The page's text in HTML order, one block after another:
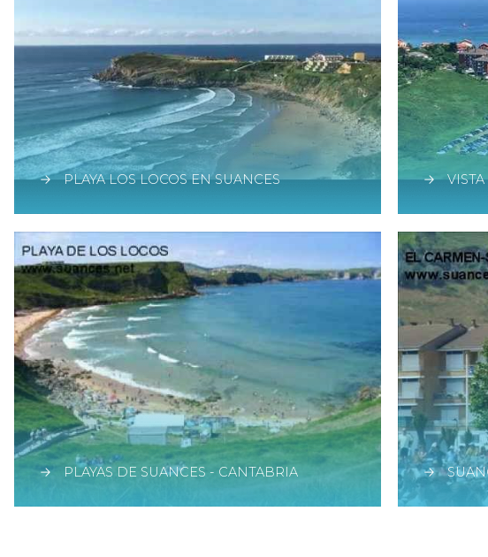
PLAYA LOS LOCOS EN SUANCES
PLAYAS DE SUANCES - CANTABRIA